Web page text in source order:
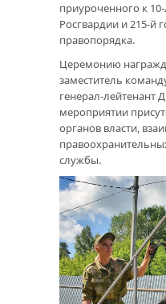
приуроченного к
Росгвардии и 215-й
правопорядка.
Церемонию
заместитель
генерал-лейтенант
мероприятии
органов власти,
службы.